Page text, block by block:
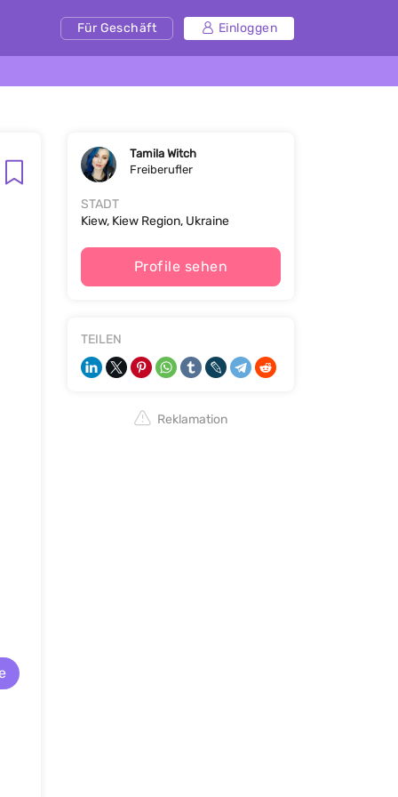
Für Geschäft Einloggen
Tamila Witch
Freiberufler
STADT
Kiew, Kiew Region, Ukraine
Profile sehen
TEILEN
Reklamation